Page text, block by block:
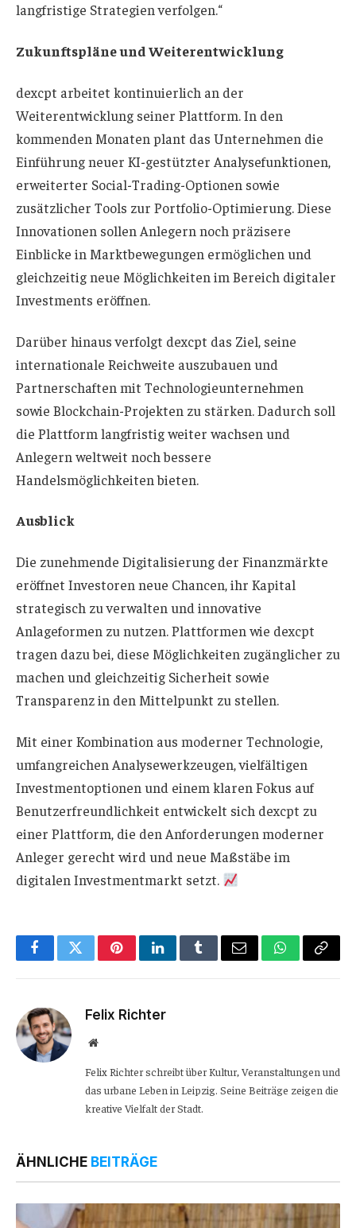
langfristige Strategien verfolgen.“
Zukunftspläne und Weiterentwicklung
dexcpt arbeitet kontinuierlich an der
Weiterentwicklung seiner Plattform. In den
kommenden Monaten plant das Unternehmen die
Einführung neuer KI-gestützter Analysefunktionen,
erweiterter Social-Trading-Optionen sowie
zusätzlicher Tools zur Portfolio-Optimierung. Diese
Innovationen sollen Anlegern noch präzisere
Einblicke in Marktbewegungen ermöglichen und
gleichzeitig neue Möglichkeiten im Bereich digitaler
Investments eröffnen.
Darüber hinaus verfolgt dexcpt das Ziel, seine
internationale Reichweite auszubauen und
Partnerschaften mit Technologieunternehmen
sowie Blockchain-Projekten zu stärken. Dadurch soll
die Plattform langfristig weiter wachsen und
Anlegern weltweit noch bessere
Handelsmöglichkeiten bieten.
Ausblick
Die zunehmende Digitalisierung der Finanzmärkte
eröffnet Investoren neue Chancen, ihr Kapital
strategisch zu verwalten und innovative
Anlageformen zu nutzen. Plattformen wie dexcpt
tragen dazu bei, diese Möglichkeiten zugänglicher zu
machen und gleichzeitig Sicherheit sowie
Transparenz in den Mittelpunkt zu stellen.
Mit einer Kombination aus moderner Technologie,
umfangreichen Analysewerkzeugen, vielfältigen
Investmentoptionen und einem klaren Fokus auf
Benutzerfreundlichkeit entwickelt sich dexcpt zu
einer Plattform, die den Anforderungen moderner
Anleger gerecht wird und neue Maßstäbe im
digitalen Investmentmarkt setzt.
FacebookTwitterPinterestLinkedInTumblrEmail WhatsApp
Copy
Felix Richter
Website
Felix Richter schreibt über Kultur, Veranstaltungen und
das urbane Leben in Leipzig. Seine Beiträge zeigen die
kreative Vielfalt der Stadt.
ÄHNLICHE BEITRÄGE